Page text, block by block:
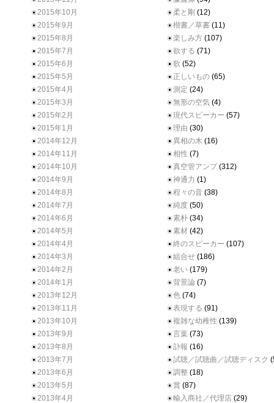
2015年10月
2015年9月
2015年8月
2015年7月
2015年6月
2015年5月
2015年4月
2015年3月
2015年2月
2015年1月
2014年12月
2014年11月
2014年10月
2014年9月
2014年8月
2014年7月
2014年6月
2014年5月
2014年4月
2014年3月
2014年2月
2014年1月
2013年12月
2013年11月
2013年10月
2013年9月
2013年8月
2013年7月
2013年6月
2013年5月
2013年4月
柔と剛 (12)
楷書／草書 (11)
楽しみ方 (107)
欲する (71)
歌 (52)
正しいもの (65)
測定 (24)
無形の空気 (4)
現代スピーカー (57)
理由 (30)
異相の木 (16)
相性 (7)
真空管アンプ (312)
神通力 (1)
程々の音 (38)
純度 (50)
素朴 (34)
素材 (42)
終のスピーカー (107)
組合せ (186)
老い (179)
背景論 (7)
色 (74)
表現する (91)
複雑な幼稚性 (139)
言葉 (73)
訃報 (16)
試聴／試聴曲／試聴ディスク
調整 (18)
賞 (87)
輸入商社／代理店 (29)